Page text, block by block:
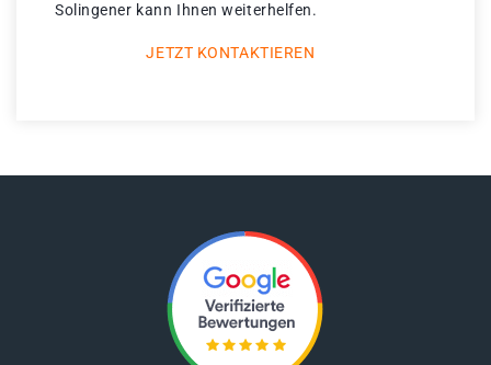
Solingener kann Ihnen weiterhelfen.
JETZT KONTAKTIEREN